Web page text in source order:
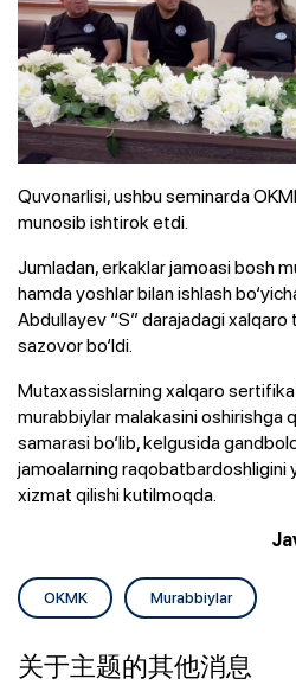
Quvonarlisi, ushbu seminarda
munosib ishtirok etdi.
Jumladan, erkaklar jamoasi bosh
hamda yoshlar bilan ishlash
Abdullayev “S” darajadagi
sazovor bo‘ldi.
Mutaxassislarning xalqaro
murabbiylar malakasini oshirishga
samarasi bo‘lib, kelgusida
jamoalarning raqobatbardoshligini
xizmat qilishi kutilmoqda.
OKMK Murabbiylar
关于主题的其他消息